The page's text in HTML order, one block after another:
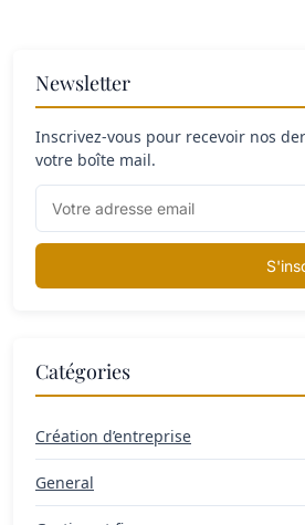
Newsletter
Inscrivez-vous pour recevoir nos
votre boîte mail.
Catégories
Création d’entreprise
General